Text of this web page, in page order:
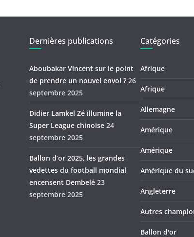
Dernières publications
Aboubakar Vincent sur le point
de prendre un nouvel envol ? 26
septembre 2025
Didier Lamkel Zé illumine la
Super League chinoise 24
septembre 2025
Ballon d’or 2025, les grandes
vedettes du football mondial
encensent Dembelé 23
septembre 2025
Catégories
Afrique
Afrique
Allemagne
Amérique
Amérique
Amérique du
Angleterre
Autres
Ballon d'or